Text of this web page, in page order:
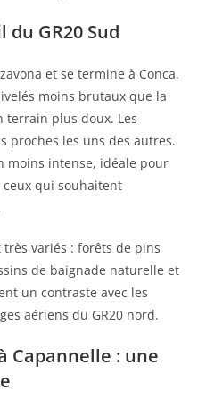
GR20 Sud
et se termine à Conca.
moins brutaux que la
terrain plus doux. Les
proches les uns des autres.
moins intense, idéale pour
qui souhaitent
très variés : forêts de pins
de baignade naturelle et
un contraste avec les
aériens du GR20 nord.
Capannelle : une